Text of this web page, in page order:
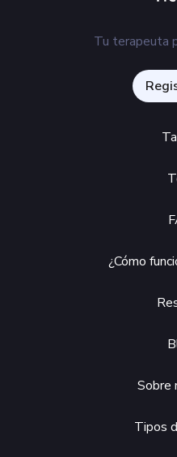
Tu terapeuta
¿Cómo
Sobre
Tipos